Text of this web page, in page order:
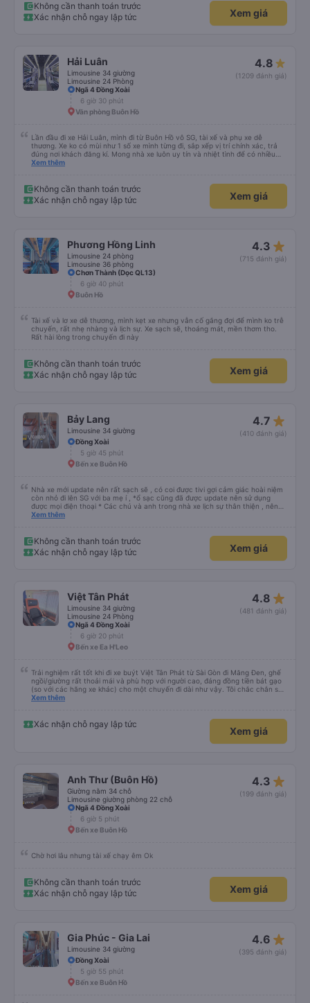
Không cần thanh toán trước
Xác nhận chỗ ngay lập tức
Xem giá
Hải Luân
Limousine 34 giường
Limousine 24 Phòng
4.8
(1209 đánh giá)
Ngã 4 Đồng Xoài
6 giờ 30 phút
Văn phòng Buôn Hồ
Lần đầu đi xe Hải Luân, mình đi từ Buôn Hồ vô SG, tài xế và phụ xe dễ
thương. Xe ko có mùi như 1 số xe mình từng đi, sắp xếp vị trí chính xác, trả
đúng nơi khách đăng kí. Mong nhà xe luôn uy tín và nhiệt tình để có nhiều
khách hàng hơn nữa
Xem thêm
Không cần thanh toán trước
Xác nhận chỗ ngay lập tức
Xem giá
Phương Hồng Linh
Limousine 24 phòng
Limousine 36 phòng
4.3 star_rate
(715 đánh giá)
Chơn Thành (Dọc QL13)
6 giờ 40 phút
Buôn Hồ
Tài xế và lơ xe dễ thương, mình kẹt xe nhưng vẫn cố gắng đợi để mình ko trễ
chuyến, rất nhẹ nhàng và lịch sự. Xe sạch sẽ, thoáng mát, mền thơm tho.
Rất hài lòng trong chuyến đi này
Không cần thanh toán trước
Xác nhận chỗ ngay lập tức
Xem giá
Bảy Lang
Limousine 34 giường
4.7 star_rate
(410 đánh giá)
Đồng Xoài
5 giờ 45 phút
Bến xe Buôn Hồ
Nhà xe mới update nên rất sạch sẽ , có coi được tivi gợi cảm giác hoài niệm
còn nhỏ đi lên SG với ba mẹ í , *ổ sạc cũng đã được update nên sử dụng
được mọi điện thoại * Các chú và anh trong nhà xe lịch sự thân thiện , nên
các bạn yên tâm , giá còn phù hợp nữa nói chung oki la ngen , ai có nhu cầu
Xem thêm
Không cần thanh toán trước
Xác nhận chỗ ngay lập tức
Xem giá
Việt Tân Phát
Limousine 34 giường
Limousine 24 Phòng
4.8 star_rate
(481 đánh giá)
Ngã 4 Đồng Xoài
6 giờ 20 phút
Bến xe Ea H'Leo
Trải nghiệm rất tốt khi đi xe buýt Việt Tân Phát từ Sài Gòn đi Măng Đen, ghế
ngồi/giường rất thoải mái và phù hợp với người cao, đáng đồng tiền bát gạo
(so với các hãng xe khác) cho một chuyến đi dài như vậy. Tôi chắc chắn sẽ
sử dụng lại sau.
Xem thêm
Xác nhận chỗ ngay lập tức
Xem giá
Anh Thư (Buôn Hồ)
Giường nằm 34 chỗ
Limousine giường phòng 22 chỗ
4.3 star_rate
(199 đánh giá)
Ngã 4 Đồng Xoài
6 giờ 5 phút
Bến xe Buôn Hồ
Chờ hơi lâu nhưng tài xế chạy êm Ok
Không cần thanh toán trước
Xác nhận chỗ ngay lập tức
Xem giá
Gia Phúc - Gia Lai
Limousine 34 giường
4.6 star_rate
(395 đánh giá)
Đồng Xoài
5 giờ 55 phút
Bến xe Buôn Hồ